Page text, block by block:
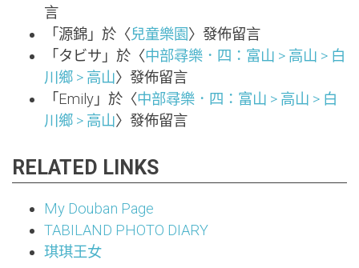
言
「源錦 」於〈兒童樂園〉發佈留言
「タビサ 」於〈中部尋樂．四：富山 > 高山 > 白
川鄉 > 高山〉發佈留言
「Emily 」於〈中部尋樂．四：富山 > 高山 > 白
川鄉 > 高山〉發佈留言
RELATED LINKS
My Douban Page
TABILAND PHOTO DIARY
琪琪王女